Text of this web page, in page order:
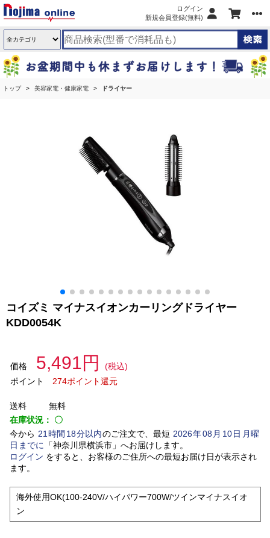
ログイン
新規会員登録(無料)
トップ 美容家電・健康家電 ドライヤー
コイズミ マイナスイオンカーリングドライヤー
KDD0054K
価格 5,491円
(税込)
ポイント
274ポイント還元
送料
無料
在庫状況： 〇
今から 21 時間 18分以内のご注文で、最短 2026年08 月 10日月曜
日 までに 「神奈川県横浜市」 へお届けします。
ログイン をすると、お客様のご住所への最短お届け日が表示され
ます。
海外使用OK(100-240V/ハイパワー700W/ツインマイナスイオ
ン